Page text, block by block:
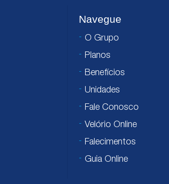
Navegue
O Grupo
Planos
Benefícios
Unidades
Fale Conosco
Velório Online
Falecimentos
Guia Online